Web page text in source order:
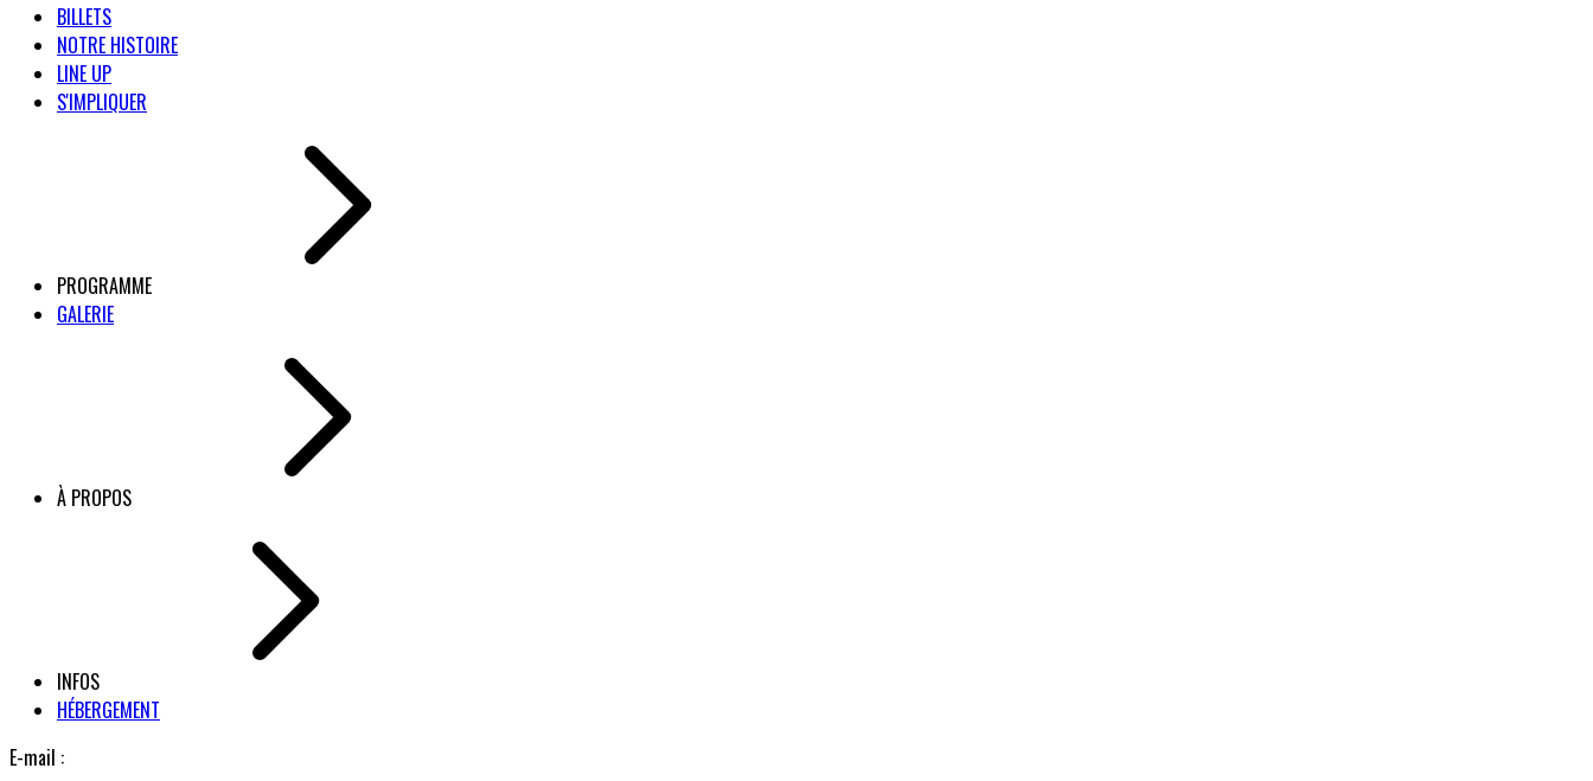
BILLETS
NOTRE HISTOIRE
LINE UP
S'IMPLIQUER
PROGRAMME
GALERIE
À PROPOS
INFOS
HÉBERGEMENT
E-mail :